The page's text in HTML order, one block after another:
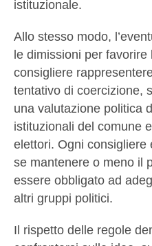
istituzionale.
Allo stesso modo,
le dimissioni per favorire
consigliere
tentativo di coercizione,
una valutazione politica
istituzionali del comune
elettori. Ogni consigliere
se mantenere o meno il
essere obbligato ad
altri gruppi politici.
Il rispetto delle regole